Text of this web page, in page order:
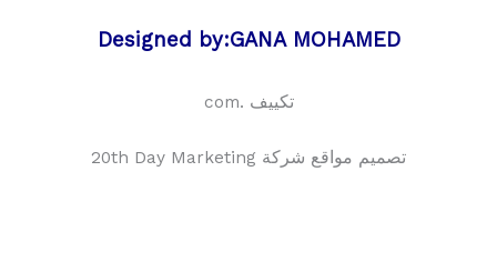
Designed by:GANA MOHAMED
تكييف .com
تصميم مواقع شركة 20th Day Marketing